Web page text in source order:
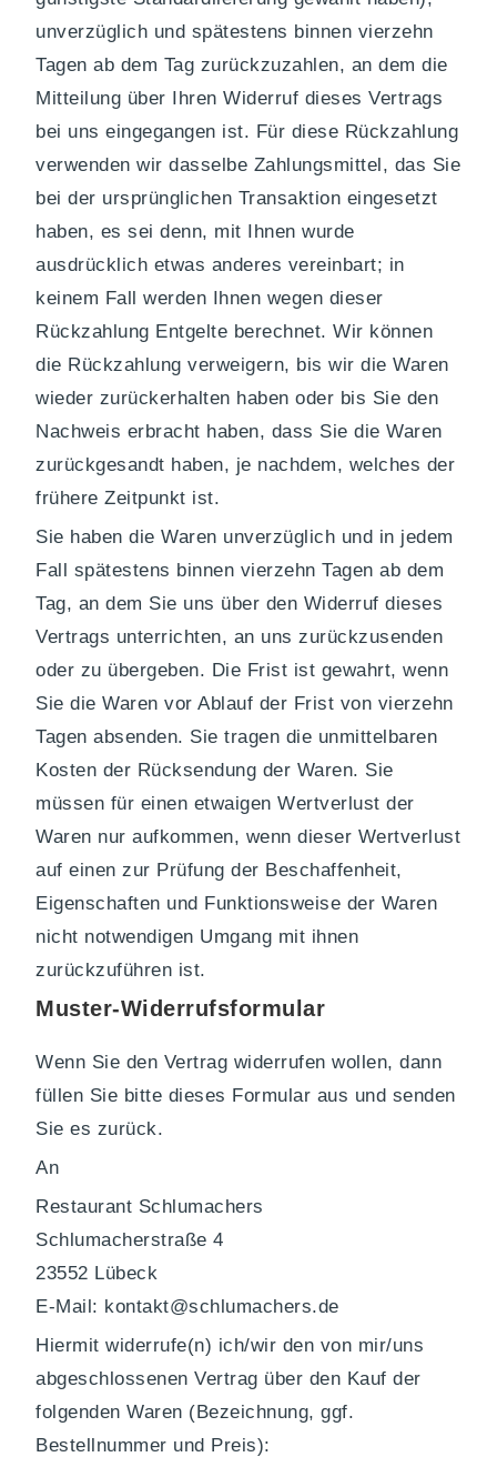
unverzüglich und spätestens binnen vierzehn
Tagen ab dem Tag zurückzuzahlen, an dem die
Mitteilung über Ihren Widerruf dieses Vertrags
bei uns eingegangen ist. Für diese Rückzahlung
verwenden wir dasselbe Zahlungsmittel, das Sie
bei der ursprünglichen Transaktion eingesetzt
haben, es sei denn, mit Ihnen wurde
ausdrücklich etwas anderes vereinbart; in
keinem Fall werden Ihnen wegen dieser
Rückzahlung Entgelte berechnet. Wir können
die Rückzahlung verweigern, bis wir die Waren
wieder zurückerhalten haben oder bis Sie den
Nachweis erbracht haben, dass Sie die Waren
zurückgesandt haben, je nachdem, welches der
frühere Zeitpunkt ist.
Sie haben die Waren unverzüglich und in jedem
Fall spätestens binnen vierzehn Tagen ab dem
Tag, an dem Sie uns über den Widerruf dieses
Vertrags unterrichten, an uns zurückzusenden
oder zu übergeben. Die Frist ist gewahrt, wenn
Sie die Waren vor Ablauf der Frist von vierzehn
Tagen absenden. Sie tragen die unmittelbaren
Kosten der Rücksendung der Waren. Sie
müssen für einen etwaigen Wertverlust der
Waren nur aufkommen, wenn dieser Wertverlust
auf einen zur Prüfung der Beschaffenheit,
Eigenschaften und Funktionsweise der Waren
nicht notwendigen Umgang mit ihnen
zurückzuführen ist.
Muster-Widerrufsformular
Wenn Sie den Vertrag widerrufen wollen, dann
füllen Sie bitte dieses Formular aus und senden
Sie es zurück.
An
Restaurant Schlumachers
Schlumacherstraße 4
23552 Lübeck
E-Mail: kontakt@schlumachers.de
Hiermit widerrufe(n) ich/wir den von mir/uns
abgeschlossenen Vertrag über den Kauf der
folgenden Waren (Bezeichnung, ggf.
Bestellnummer und Preis):